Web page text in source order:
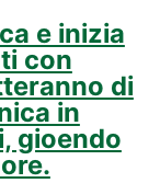
e inizia
con
di
in
gioendo